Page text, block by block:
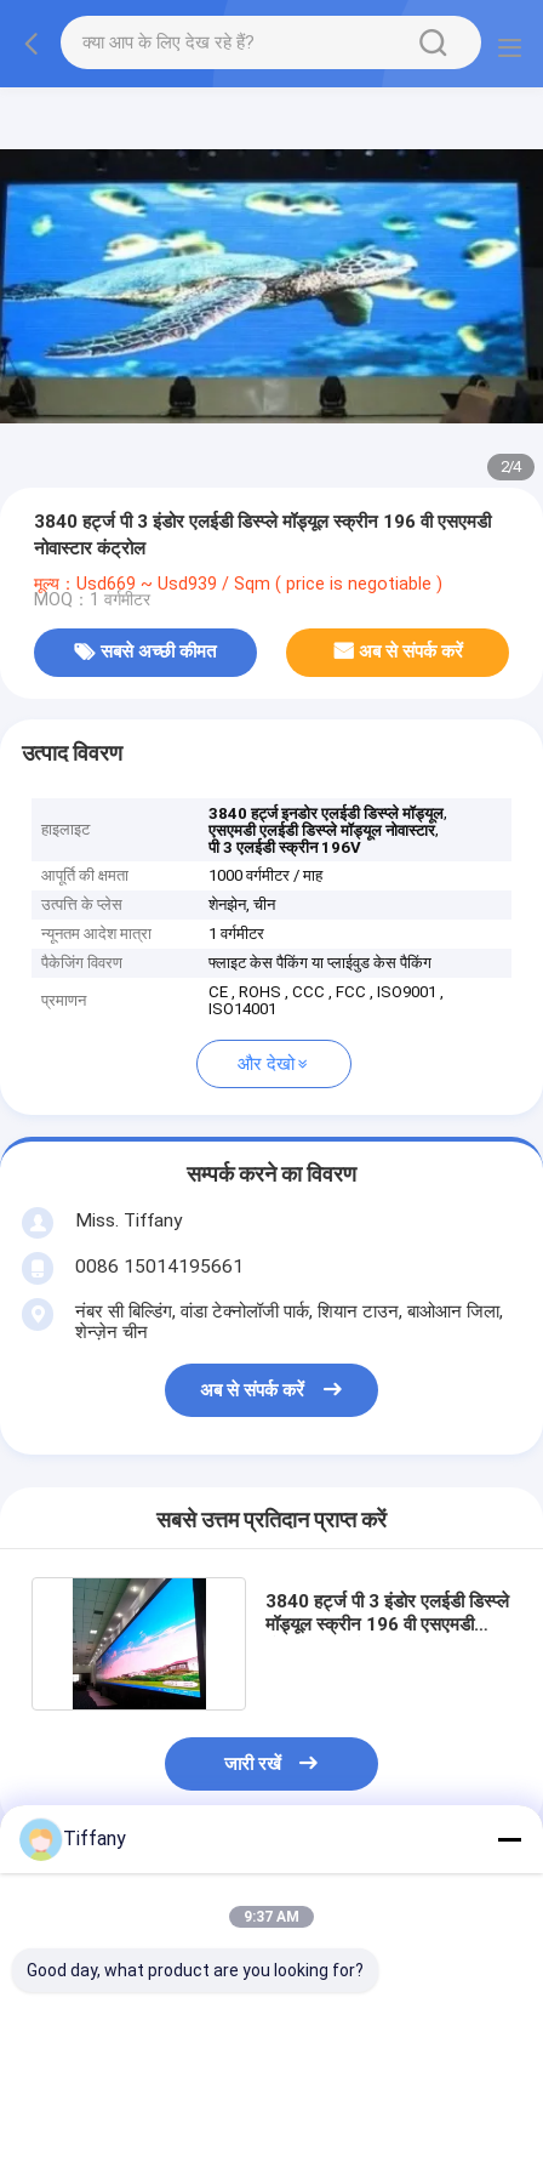
2/4
3840 हर्ट्ज पी 3 इंडोर एलईडी डिस्प्ले मॉड्यूल स्क्रीन 196 वी एसएमडी
नोवास्टार कंट्रोल
मूल्य：Usd669 ~ Usd939 / Sqm ( price is negotiable )
MOQ：1 वर्गमीटर
सबसे अच्छी कीमत अब से संपर्क करें
उत्पाद विवरण
हाइलाइट
3840 हर्ट्ज इनडोर एलईडी डिस्प्ले मॉड्यूल,
एसएमडी एलईडी डिस्प्ले मॉड्यूल नोवास्टार,
पी 3 एलईडी स्क्रीन 196V
आपूर्ति की क्षमता
1000 वर्गमीटर / माह
उत्पत्ति के प्लेस
शेनझेन, चीन
न्यूनतम आदेश मात्रा
1 वर्गमीटर
पैकेजिंग विवरण
फ्लाइट केस पैकिंग या प्लाईवुड केस पैकिंग
प्रमाणन
CE , ROHS , CCC , FCC , ISO9001 ,
ISO14001
और देखो
सम्पर्क करने का विवरण
Miss. Tiffany
0086 15014195661
नंबर सी बिल्डिंग, वांडा टेक्नोलॉजी पार्क, शियान टाउन, बाओआन जिला,
शेन्ज़ेन चीन
अब से संपर्क करें
सबसे उत्तम प्रतिदान प्राप्त करें
3840 हर्ट्ज पी 3 इंडोर एलईडी डिस्प्ले
मॉड्यूल स्क्रीन 196 वी एसएमडी
जारी रखें
अनुशंसित उत्पाद
Tiffany
9:37 AM
Good day, what product are you looking for?